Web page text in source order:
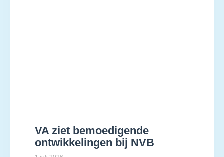
VA ziet bemoedigende
ontwikkelingen bij NVB